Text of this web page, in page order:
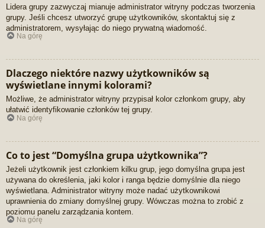
Lidera grupy zazwyczaj mianuje administrator witryny podczas tworzenia
grupy. Jeśli chcesz utworzyć grupę użytkowników, skontaktuj się z
administratorem, wysyłając do niego prywatną wiadomość.
Na górę
Dlaczego niektóre nazwy użytkowników są
wyświetlane innymi kolorami?
Możliwe, że administrator witryny przypisał kolor członkom grupy, aby
ułatwić identyfikowanie członków tej grupy.
Na górę
Co to jest “Domyślna grupa użytkownika”?
Jeżeli użytkownik jest członkiem kilku grup, jego domyślna grupa jest
używana do określenia, jaki kolor i ranga będzie domyślnie dla niego
wyświetlana. Administrator witryny może nadać użytkownikowi
uprawnienia do zmiany domyślnej grupy. Wówczas można to zrobić z
poziomu panelu zarządzania kontem.
Na górę